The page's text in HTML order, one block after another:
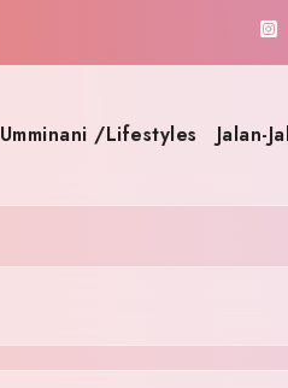
Umminani /Lifestyles Jalan-